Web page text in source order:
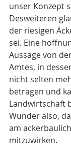
unser Konzept
Desweiteren
der riesigen
sei. Eine
Aussage von
Amtes, in
nicht selten
betragen und
Landwirtschaft
Wunder also,
am
mitzuwirken.